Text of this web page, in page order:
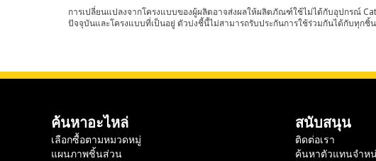
การเปลี่ยนแปลงจากโครงแบบของผู้ผลิตอาจส่งผลให้ผลิตภัณฑ์ใช้ไม่ได้กับอุปกรณ์
ปัจจุบันและโครงแบบที่เป็นอยู่ ตัวบ่งชี้นี้ไม่สามารถรับประกันการใช้ร่วมกันได้กับทุกชิ้
ค้นหาอะไหล่
เลือกซื้อตามหมวดหมู่
แผนภาพชิ้นส่วน
สนับสนุน
ติดต่อเรา
ค้นหาตัวแทนจำห